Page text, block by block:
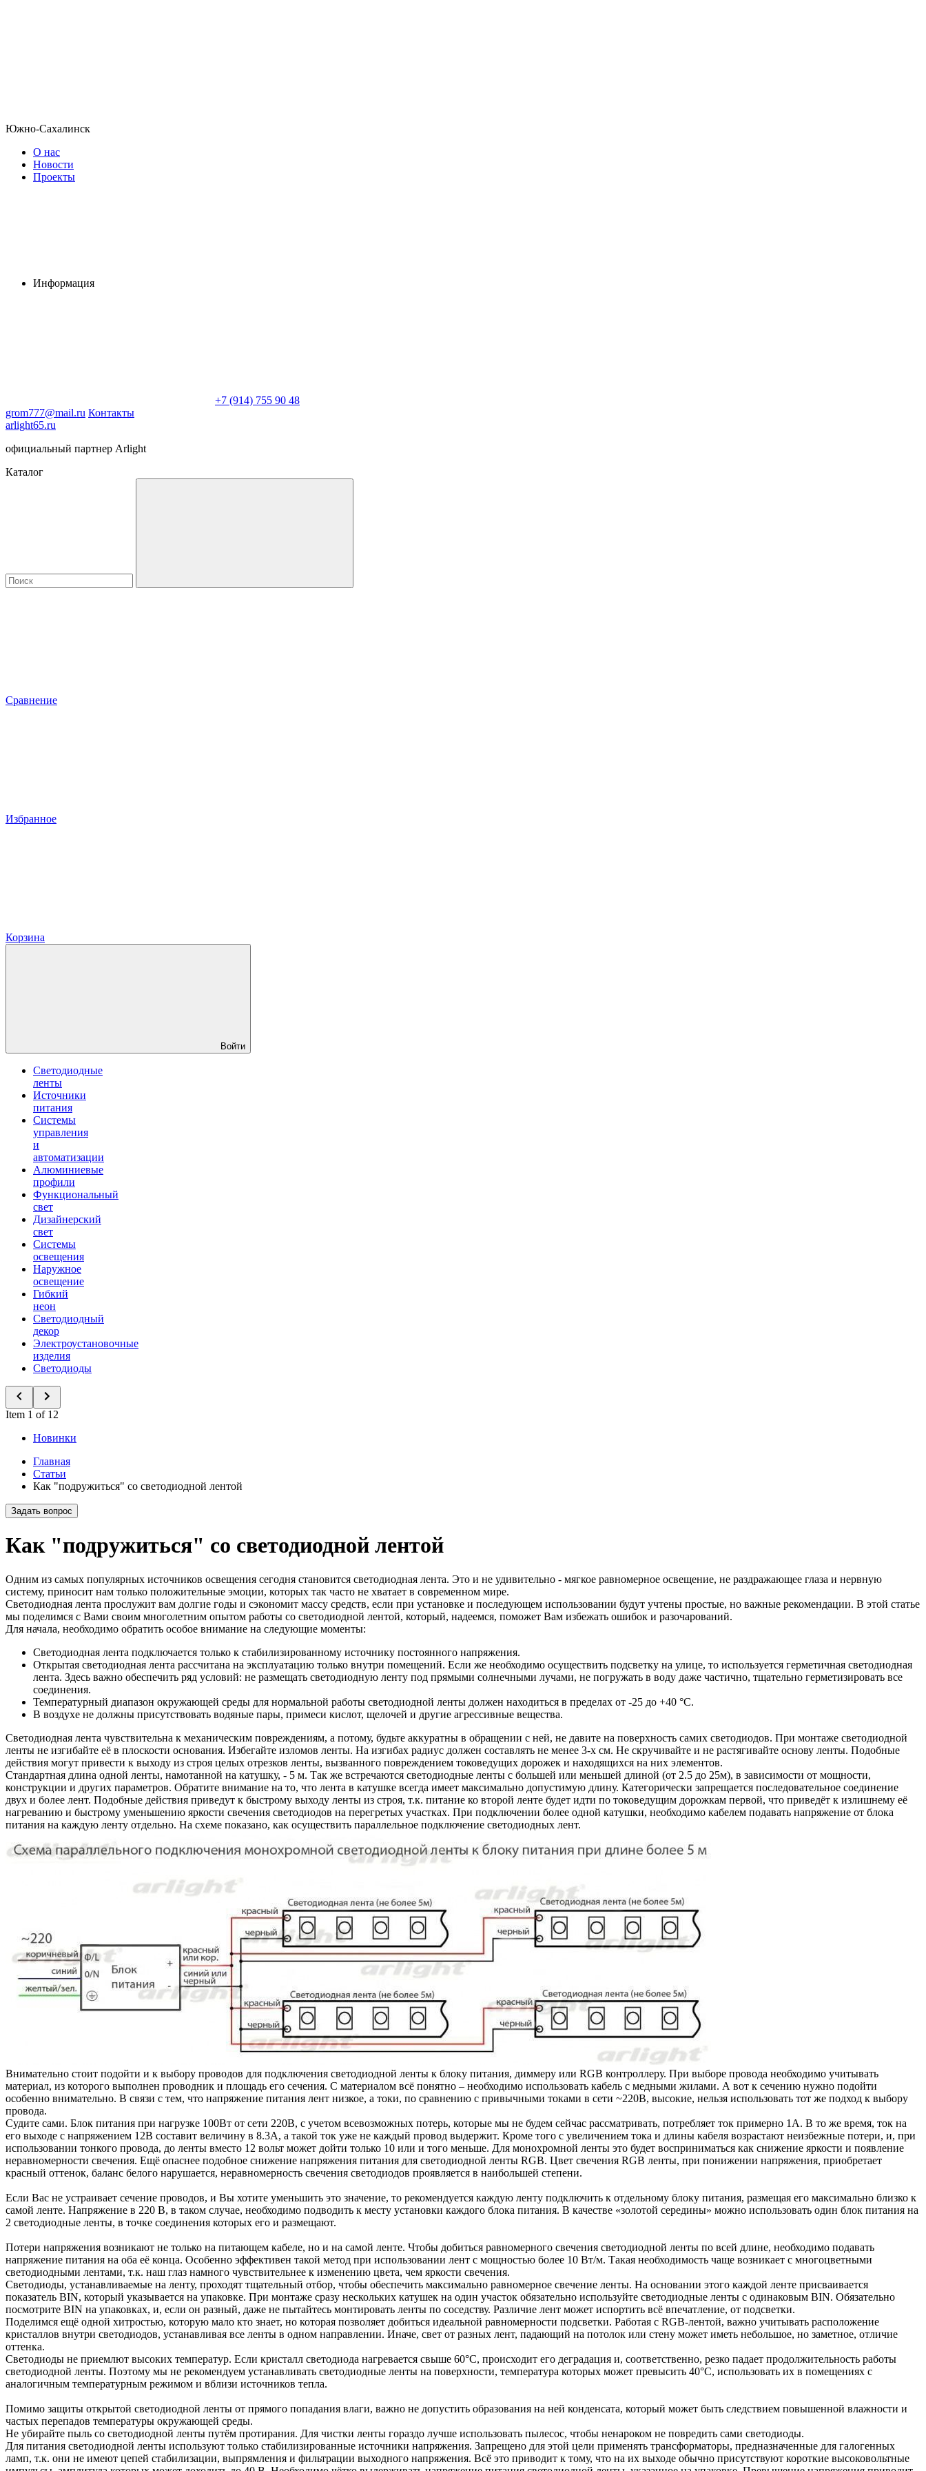
Южно-Сахалинск
О нас
Новости
Проекты
Информация
+7 (914) 755 90 48
grom777@mail.ru Контакты
arlight65.ru
официальный партнер Arlight
Каталог
Сравнение
Избранное
Корзина
Войти
Светодиодные
ленты
Источники
питания
Системы
управления
и
автоматизации
Алюминиевые
профили
Функциональный
свет
Дизайнерский
свет
Системы
освещения
Наружное
освещение
Гибкий
неон
Светодиодный
декор
Электроустановочные
изделия
Светодиоды
Item 1 of 12
Новинки
Главная
Статьи
Как "подружиться" со светодиодной лентой
Задать вопрос
Как "подружиться" со светодиодной лентой
Одним из самых популярных источников освещения сегодня становится светодиодная лента. Это и не удивительно - мягкое равномерное освещение, не раздражающее глаза и нервную
систему, приносит нам только положительные эмоции, которых так часто не хватает в современном мире.
Светодиодная лента прослужит вам долгие годы и сэкономит массу средств, если при установке и последующем использовании будут учтены простые, но важные рекомендации. В этой статье
мы поделимся с Вами своим многолетним опытом работы со светодиодной лентой, который, надеемся, поможет Вам избежать ошибок и разочарований.
Для начала, необходимо обратить особое внимание на следующие моменты:
Светодиодная лента подключается только к стабилизированному источнику постоянного напряжения.
Открытая светодиодная лента рассчитана на эксплуатацию только внутри помещений. Если же необходимо осуществить подсветку на улице, то используется герметичная светодиодная
лента. Здесь важно обеспечить ряд условий: не размещать светодиодную ленту под прямыми солнечными лучами, не погружать в воду даже частично, тщательно герметизировать все
соединения.
Температурный диапазон окружающей среды для нормальной работы светодиодной ленты должен находиться в пределах от -25 до +40 °С.
В воздухе не должны присутствовать водяные пары, примеси кислот, щелочей и другие агрессивные вещества.
Светодиодная лента чувствительна к механическим повреждениям, а потому, будьте аккуратны в обращении с ней, не давите на поверхность самих светодиодов. При монтаже светодиодной
ленты не изгибайте её в плоскости основания. Избегайте изломов ленты. На изгибах радиус должен составлять не менее 3-х см. Не скручивайте и не растягивайте основу ленты. Подобные
действия могут привести к выходу из строя целых отрезков ленты, вызванного повреждением токоведущих дорожек и находящихся на них элементов.
Стандартная длина одной ленты, намотанной на катушку, - 5 м. Так же встречаются светодиодные ленты с большей или меньшей длиной (от 2.5 до 25м), в зависимости от мощности,
конструкции и других параметров. Обратите внимание на то, что лента в катушке всегда имеет максимально допустимую длину. Категорически запрещается последовательное соединение
двух и более лент. Подобные действия приведут к быстрому выходу ленты из строя, т.к. питание ко второй ленте будет идти по токоведущим дорожкам первой, что приведёт к излишнему её
нагреванию и быстрому уменьшению яркости свечения светодиодов на перегретых участках. При подключении более одной катушки, необходимо кабелем подавать напряжение от блока
питания на каждую ленту отдельно. На схеме показано, как осуществить параллельное подключение светодиодных лент.
Внимательно стоит подойти и к выбору проводов для подключения светодиодной ленты к блоку питания, диммеру или RGB контроллеру. При выборе провода необходимо учитывать
материал, из которого выполнен проводник и площадь его сечения. С материалом всё понятно – необходимо использовать кабель с медными жилами. А вот к сечению нужно подойти
особенно внимательно. В связи с тем, что напряжение питания лент низкое, а токи, по сравнению с привычными токами в сети ~220В, высокие, нельзя использовать тот же подход к выбору
провода.
Судите сами. Блок питания при нагрузке 100Вт от сети 220В, с учетом всевозможных потерь, которые мы не будем сейчас рассматривать, потребляет ток примерно 1А. В то же время, ток на
его выходе с напряжением 12В составит величину в 8.3А, а такой ток уже не каждый провод выдержит. Кроме того с увеличением тока и длины кабеля возрастают неизбежные потери, и, при
использовании тонкого провода, до ленты вместо 12 вольт может дойти только 10 или и того меньше. Для монохромной ленты это будет восприниматься как снижение яркости и появление
неравномерности свечения. Ещё опаснее подобное снижение напряжения питания для светодиодной ленты RGB. Цвет свечения RGB ленты, при понижении напряжения, приобретает
красный оттенок, баланс белого нарушается, неравномерность свечения светодиодов проявляется в наибольшей степени.
Если Вас не устраивает сечение проводов, и Вы хотите уменьшить это значение, то рекомендуется каждую ленту подключить к отдельному блоку питания, размещая его максимально близко к
самой ленте. Напряжение в 220 В, в таком случае, необходимо подводить к месту установки каждого блока питания. В качестве «золотой середины» можно использовать один блок питания на
2 светодиодные ленты, в точке соединения которых его и размещают.
Потери напряжения возникают не только на питающем кабеле, но и на самой ленте. Чтобы добиться равномерного свечения светодиодной ленты по всей длине, необходимо подавать
напряжение питания на оба её конца. Особенно эффективен такой метод при использовании лент с мощностью более 10 Вт/м. Такая необходимость чаще возникает с многоцветными
светодиодными лентами, т.к. наш глаз намного чувствительнее к изменению цвета, чем яркости свечения.
Светодиоды, устанавливаемые на ленту, проходят тщательный отбор, чтобы обеспечить максимально равномерное свечение ленты. На основании этого каждой ленте присваивается
показатель BIN, который указывается на упаковке. При монтаже сразу нескольких катушек на один участок обязательно используйте светодиодные ленты с одинаковым BIN. Обязательно
посмотрите BIN на упаковках, и, если он разный, даже не пытайтесь монтировать ленты по соседству. Различие лент может испортить всё впечатление, от подсветки.
Поделимся ещё одной хитростью, которую мало кто знает, но которая позволяет добиться идеальной равномерности подсветки. Работая с RGB-лентой, важно учитывать расположение
кристаллов внутри светодиодов, устанавливая все ленты в одном направлении. Иначе, свет от разных лент, падающий на потолок или стену может иметь небольшое, но заметное, отличие
оттенка.
Светодиоды не приемлют высоких температур. Если кристалл светодиода нагревается свыше 60°C, происходит его деградация и, соответственно, резко падает продолжительность работы
светодиодной ленты. Поэтому мы не рекомендуем устанавливать светодиодные ленты на поверхности, температура которых может превысить 40°C, использовать их в помещениях с
аналогичным температурным режимом и вблизи источников тепла.
Помимо защиты открытой светодиодной ленты от прямого попадания влаги, важно не допустить образования на ней конденсата, который может быть следствием повышенной влажности и
частых перепадов температуры окружающей среды.
Не убирайте пыль со светодиодной ленты путём протирания. Для чистки ленты гораздо лучше использовать пылесос, чтобы ненароком не повредить сами светодиоды.
Для питания светодиодной ленты используют только стабилизированные источники напряжения. Запрещено для этой цели применять трансформаторы, предназначенные для галогенных
ламп, т.к. они не имеют цепей стабилизации, выпрямления и фильтрации выходного напряжения. Всё это приводит к тому, что на их выходе обычно присутствуют короткие высоковольтные